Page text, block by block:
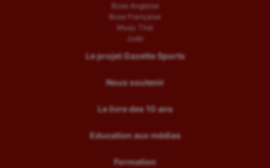
Boxe Anglaise
Boxe Française
Muay Thaï
Judo
Le projet Gazette Sports
Nous soutenir
Le livre des 10 ans
Education aux médias
Formation